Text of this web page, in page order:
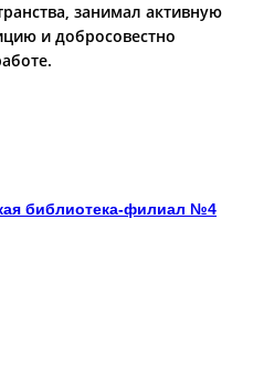
занимал активную
и добросовестно
библиотека-филиал №4